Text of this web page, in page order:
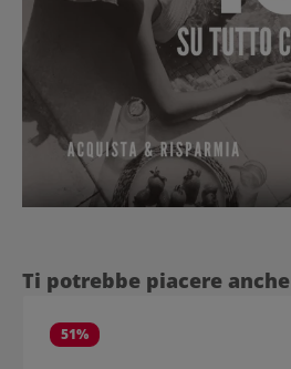
Salta la galleria dei prodotti
Ti potrebbe piacere anche
51%